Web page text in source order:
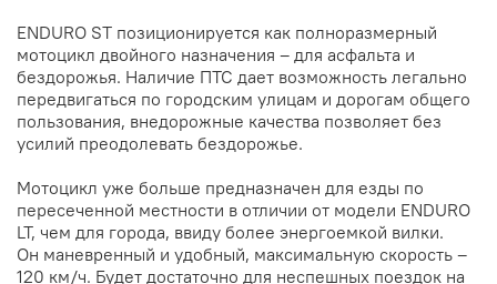
ENDURO ST позиционируется как полноразмерный
мотоцикл двойного назначения – для асфальта и
бездорожья. Наличие ПТС дает возможность легально
передвигаться по городским улицам и дорогам общего
пользования, внедорожные качества позволяет без
усилий преодолевать бездорожье.
Мотоцикл уже больше предназначен для езды по
пересеченной местности в отличии от модели ENDURO
LT, чем для города, ввиду более энергоемкой вилки.
Он маневренный и удобный, максимальную скорость –
120 км/ч. Будет достаточно для неспешных поездок на